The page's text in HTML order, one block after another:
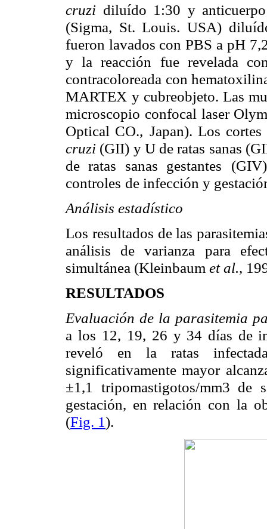
cruzi diluído 1:30 y
(Sigma, St. Louis. USA)
fueron lavados con PBS a pH
y la reacción fue revelada
contracoloreada con
MARTEX y cubreobjeto. Las
microscopio confocal laser
Optical CO., Japan). Los
cruzi (GII) y U de ratas sanas
de ratas sanas gestantes
controles de infección y
Análisis estadístico
Los resultados de las
análisis de varianza
para
simultánea (Kleinbaum et al.,
RESULTADOS
Evaluación de la parasitemia
a los 12, 19, 26 y 34 días de
reveló en la ratas
significativamente mayor
±1,1
tripomastigotos/mm3
gestación, en relación con la
(Fig. 1).